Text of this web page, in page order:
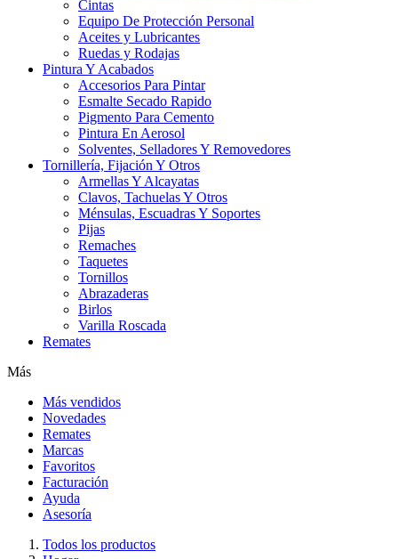
Cintas
Equipo De Protección Personal
Aceites y Lubricantes
Ruedas y Rodajas
Pintura Y Acabados
Accesorios Para Pintar
Esmalte Secado Rapido
Pigmento Para Cemento
Pintura En Aerosol
Solventes, Selladores Y Removedores
Tornillería, Fijación Y Otros
Armellas Y Alcayatas
Clavos, Tachuelas Y Otros
Ménsulas, Escuadras Y Soportes
Pijas
Remaches
Taquetes
Tornillos
Abrazaderas
Birlos
Varilla Roscada
Remates
Más
Más vendidos
Novedades
Remates
Marcas
Favoritos
Facturación
Ayuda
Asesoría
Todos los productos